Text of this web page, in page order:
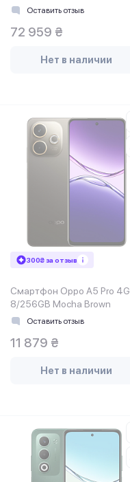
Grey (SM-S938BZTDEUC)
Оставить отзыв
72 959 ₴
Нет в наличии
300₴ за отзыв
Смартфон Oppo A5 Pro 4G
8/256GB Mocha Brown
Оставить отзыв
11 879 ₴
Нет в наличии